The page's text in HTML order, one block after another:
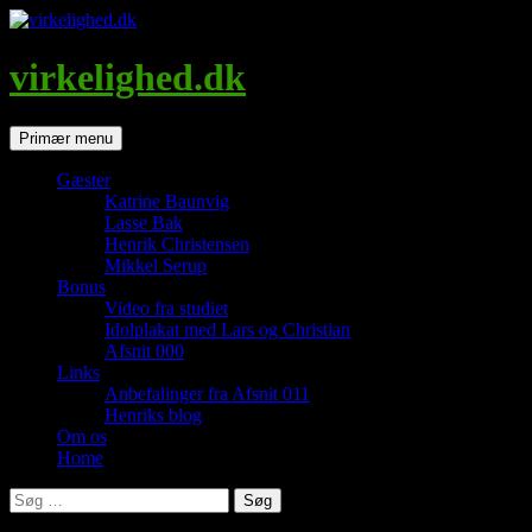
Hop
indhold
virkelighed.dk
SøgPrimær menu
Gæster
Katrine Baunvig
Lasse Bak
Henrik Christensen
Mikkel Serup
Bonus
Video fra studiet
Idolplakat med Lars og Christian
Afsnit 000
Links
Anbefalinger fra Afsnit 011
Henriks blog
Om os
Home
Søg
efter: